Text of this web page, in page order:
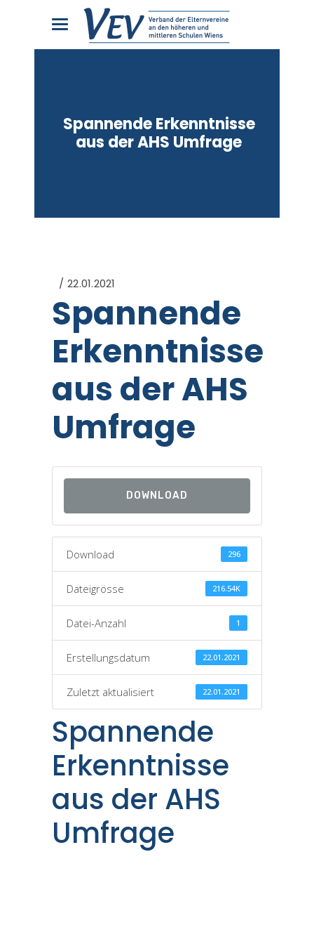
Spannende Erkenntnisse
aus der AHS Umfrage
22.01.2021
Spannende
Erkenntnisse
aus der AHS
Umfrage
DOWNLOAD
Download 296
Dateigrösse 216.54K
Datei-Anzahl 1
Erstellungsdatum 22.01.2021
Zuletzt aktualisiert 22.01.2021
Spannende
Erkenntnisse
aus der AHS
Umfrage